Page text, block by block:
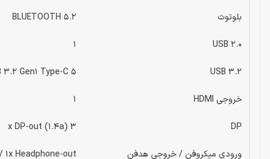
بلوتوث BLUETOOTH 5.2
USB 2.0
1
USB 3.2
5 x USB 3.2 Gen1 Type-A//4 x USB 3.2 Gen2 Type-A// 2 x USB 3.2 Gen1 Type-C
خروجی HDMI 1
DP
3 x DP-out (1.4a)
ورودی میکروفن / خروجی هدفن 1x Headphone-out